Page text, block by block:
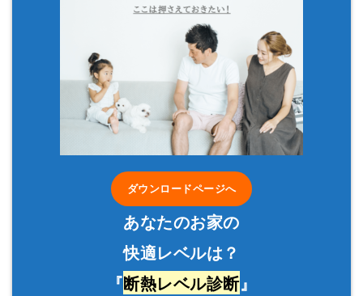
ダウンロードページへ
あなたのお家の
快適レベルは？
『断熱レベル診断』